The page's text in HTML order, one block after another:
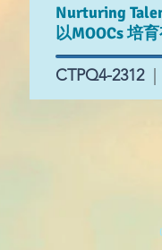
Nurturing
以MOOCs 培
CTPQ4-2312